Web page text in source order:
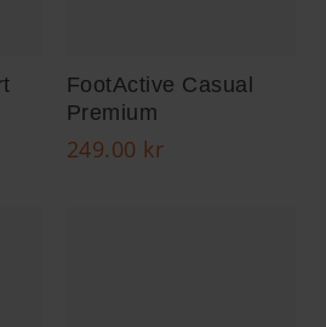
FootActive Casual
Premium
249.00 kr